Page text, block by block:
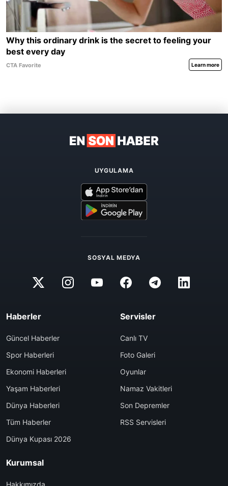
UYGULAMA
SOSYAL MEDYA
Haberler
Güncel Haberler
Spor Haberleri
Ekonomi Haberleri
Yaşam Haberleri
Dünya Haberleri
Tüm Haberler
Dünya Kupası 2026
Servisler
Canlı TV
Foto Galeri
Oyunlar
Namaz Vakitleri
Son Depremler
RSS Servisleri
Kurumsal